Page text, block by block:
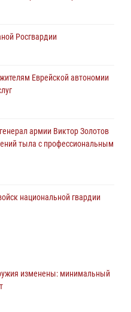
Росгвардии
Еврейской автономии
армии Виктор Золотов
тыла с профессиональным
национальной гвардии
воинов, погибших в Первой
контрольного отстрела
изменены: минимальный